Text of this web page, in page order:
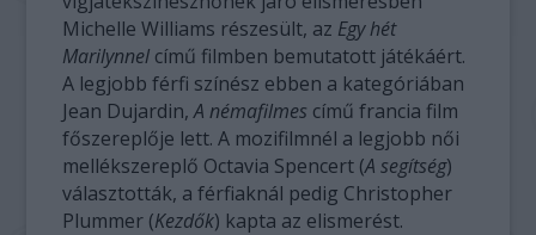
Michelle Williams részesült, az Egy hét
Marilynnel című filmben bemutatott játékáért.
A legjobb férfi színész ebben a kategóriában
Jean Dujardin,A némafilmes című francia film
főszereplője lett. A mozifilmnél a legjobb női
mellékszereplő Octavia Spencert (A segítség)
választották, a férfiaknál pedig Christopher
Plummer (Kezdők) kapta az elismerést.